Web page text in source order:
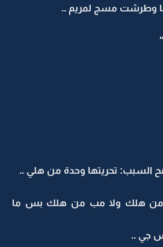
وطرشت مسج لمريم ..
السبب: تحريتها وحدة من هلي ..
من هلك ولا مب من هلك بس ما
جي ..